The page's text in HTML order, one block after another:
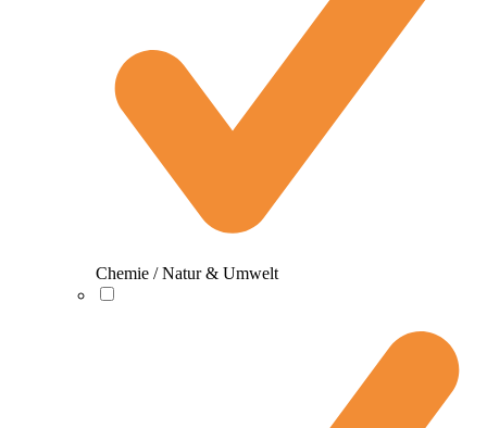
Chemie / Natur & Umwelt